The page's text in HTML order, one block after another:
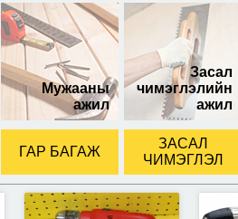
Мужааны
ажил
Засал
чимэглэлийн
ажил
ГАР БАГАЖ
ЗАСАЛ
ЧИМЭГЛЭЛ
Цахилгаан цохилттой
дрилл MOD:
6912ERD Z1J-SH21-
12A 220V